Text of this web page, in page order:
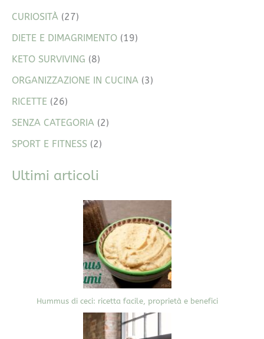
CURIOSITÀ (27)
DIETE E DIMAGRIMENTO (19)
KETO SURVIVING (8)
ORGANIZZAZIONE IN CUCINA (3)
RICETTE (26)
SENZA CATEGORIA (2)
SPORT E FITNESS (2)
Ultimi articoli
Hummus di ceci: ricetta facile, proprietà e benefici